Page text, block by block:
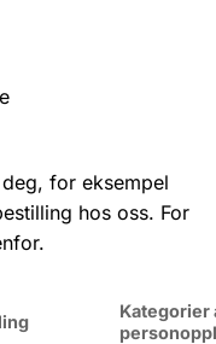
for eksempel
hos oss. For
Kategorier